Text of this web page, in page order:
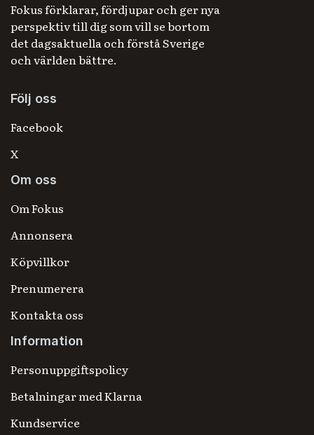
Fokus förklarar, fördjupar och ger nya
perspektiv till dig som vill se bortom
det dagsaktuella och förstå Sverige
och världen bättre.
Följ oss
Facebook
X
Om oss
Om Fokus
Annonsera
Köpvillkor
Prenumerera
Kontakta oss
Information
Personuppgiftspolicy
Betalningar med Klarna
Kundservice